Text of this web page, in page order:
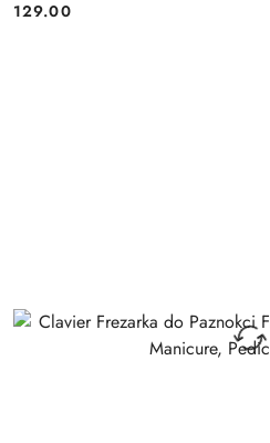
Cena:
129.00